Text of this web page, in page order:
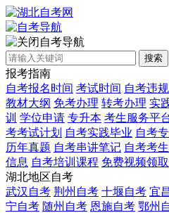
自考导航
搜索
报考指南
自考报名时间 考试时间 自考违
教材大纲 免考办理 转考办理 实
训 学位申请 专升本 考生服务平
考考试计划 自考实践毕业 自考
历年真题 自考串讲笔记 自考考
信息 自考培训课程 免费视频领取
湖北地区自考
武汉自考 荆州自考 十堰自考 宜
宁自考 随州自考 恩施自考 鄂州